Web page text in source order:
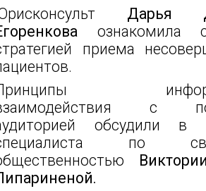
Дарья
ознакомила
приема
с
обсудили в
по